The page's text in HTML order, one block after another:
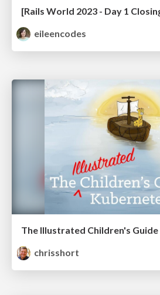
eileencodes
The Illustrated Children's
chrisshort